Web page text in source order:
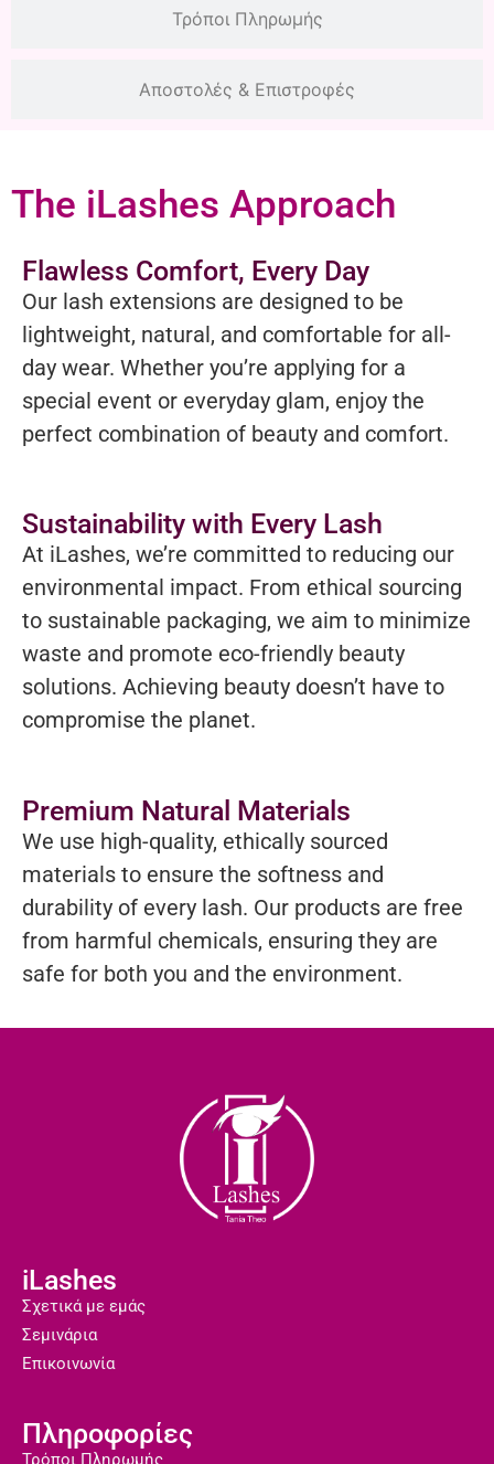
Τρόποι Πληρωμής
Αποστολές & Επιστροφές
The iLashes Approach
Flawless Comfort, Every Day
Our lash extensions are designed to be
lightweight, natural, and comfortable for all-
day wear. Whether you’re applying for a
special event or everyday glam, enjoy the
perfect combination of beauty and comfort.
Sustainability with Every Lash
At iLashes, we’re committed to reducing our
environmental impact. From ethical sourcing
to sustainable packaging, we aim to minimize
waste and promote eco-friendly beauty
solutions. Achieving beauty doesn’t have to
compromise the planet.
Premium Natural Materials
We use high-quality, ethically sourced
materials to ensure the softness and
durability of every lash. Our products are free
from harmful chemicals, ensuring they are
safe for both you and the environment.
iLashes
Σχετικά με εμάς
Σεμινάρια
Επικοινωνία
Πληροφορίες
Τρόποι Πληρωμής